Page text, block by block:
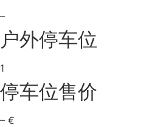
–
户外停车位
1
停车位售价
– €